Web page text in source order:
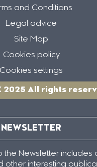
and Conditions
Legal advice
Site Map
Cookies policy
Cookies settings
2025 All rights
NEWSLETTER
the Newsletter includes
other interesting